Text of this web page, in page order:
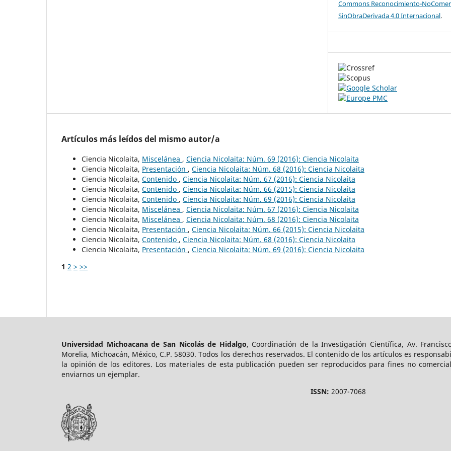
Commons Reconocimiento-
SinObraDerivada 4.0 Internacional.
Artículos más leídos del mismo autor/a
Ciencia Nicolaita, Miscelánea , Ciencia Nicolaita: Núm. 69 (2016): Ciencia Nicolaita
Ciencia Nicolaita, Presentación , Ciencia Nicolaita: Núm. 68 (2016): Ciencia Nicolaita
Ciencia Nicolaita, Contenido , Ciencia Nicolaita: Núm. 67 (2016): Ciencia Nicolaita
Ciencia Nicolaita, Contenido , Ciencia Nicolaita: Núm. 66 (2015): Ciencia Nicolaita
Ciencia Nicolaita, Contenido , Ciencia Nicolaita: Núm. 69 (2016): Ciencia Nicolaita
Ciencia Nicolaita, Miscelánea , Ciencia Nicolaita: Núm. 67 (2016): Ciencia Nicolaita
Ciencia Nicolaita, Miscelánea , Ciencia Nicolaita: Núm. 68 (2016): Ciencia Nicolaita
Ciencia Nicolaita, Presentación , Ciencia Nicolaita: Núm. 66 (2015): Ciencia Nicolaita
Ciencia Nicolaita, Contenido , Ciencia Nicolaita: Núm. 68 (2016): Ciencia Nicolaita
Ciencia Nicolaita, Presentación , Ciencia Nicolaita: Núm. 69 (2016): Ciencia Nicolaita
1 2 > >>
Universidad Michoacana de San Nicolás de Hidalgo, Coordinación de la Investigación Científica, Av.
Morelia, Michoacán, México, C.P. 58030. Todos los derechos reservados. El contenido de los artículos es
la opinión de los editores. Los materiales de esta publicación pueden ser reproducidos para fines no
enviarnos un ejemplar.
ISSN: 2007-7068